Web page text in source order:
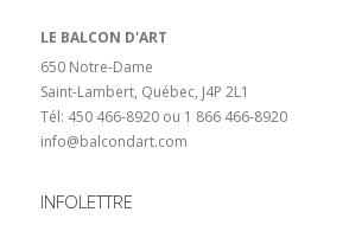
LE BALCON D'ART
650 Notre-Dame
Saint-Lambert, Québec, J4P 2L1
Tél: 450 466-8920 ou 1 866 466-8920
info@balcondart.com
INFOLETTRE